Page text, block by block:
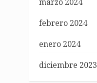
febrero 2024
enero 2024
diciembre 2023